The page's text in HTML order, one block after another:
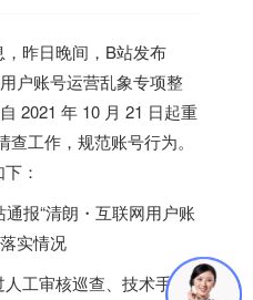
，昨日晚间，B站发布
户账号运营乱象专项整
2021 年 10 月 21 日起重
工作，规范账号行为。
：
工审核巡查、技术手段